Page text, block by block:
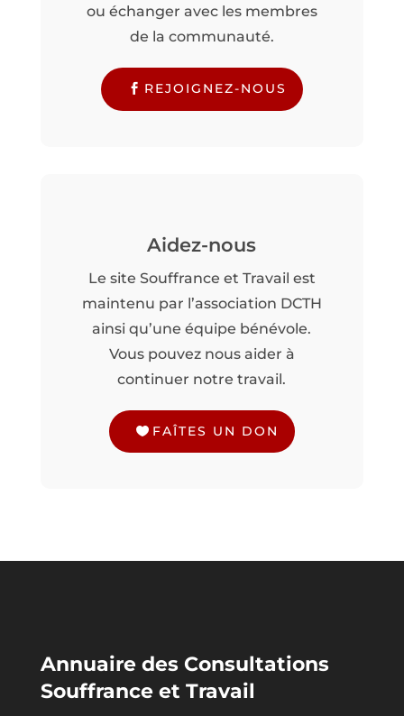
ou échanger avec les membres
de la communauté.
REJOIGNEZ-NOUS
Aidez-nous
Le site Souffrance et Travail est
maintenu par l’association DCTH
ainsi qu’une équipe bénévole.
Vous pouvez nous aider à
continuer notre travail.
FAÎTES UN DON
Annuaire des Consultations
Souffrance et Travail